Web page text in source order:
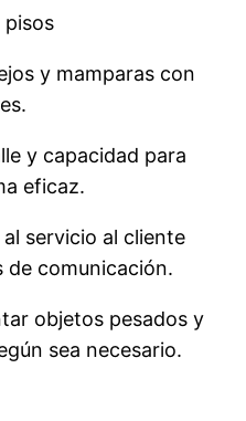
pisos
y mamparas con
y capacidad para
eficaz.
servicio al cliente
de comunicación.
objetos pesados ​​y
sea necesario.